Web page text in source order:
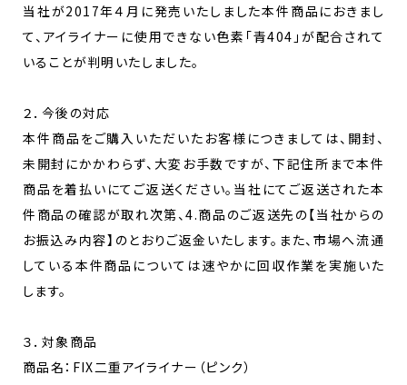
当社が2017年４月に発売いたしました本件商品におきまし
て、アイライナーに使用できない色素「青404」が配合されて
いることが判明いたしました。
２．今後の対応
本件商品をご購入いただいたお客様につきましては、開封、
未開封にかかわらず、大変お手数ですが、下記住所まで本件
商品を着払いにてご返送ください。当社にてご返送された本
件商品の確認が取れ次第、4.商品のご返送先の【当社からの
お振込み内容】のとおりご返金いたします。また、市場へ流通
している本件商品については速やかに回収作業を実施いた
します。
３．対象商品
商品名：FIX二重アイライナー（ピンク）